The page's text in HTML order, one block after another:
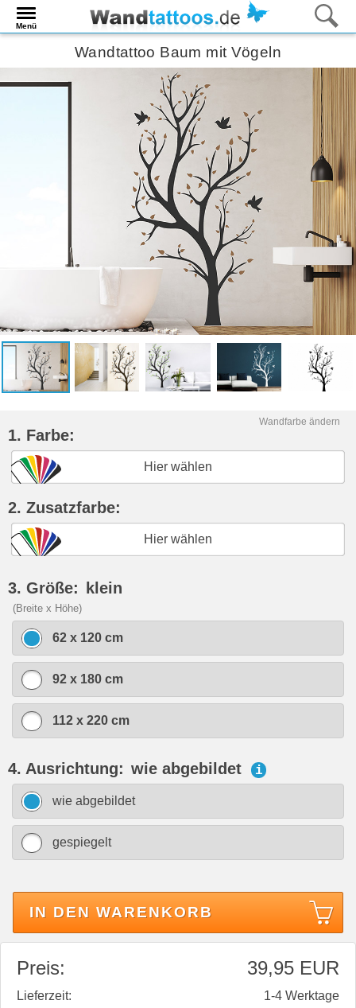
Menü
Wandtattoo Baum mit Vögeln
Wandfarbe ändern
1. Farbe:
Hier wählen
2. Zusatzfarbe:
Hier wählen
3. Größe: klein
(Breite x Höhe)
62 x 120 cm
92 x 180 cm
112 x 220 cm
4. Ausrichtung: wie abgebildet i
wie abgebildet
gespiegelt
IN DEN WARENKORB
Preis: 39,95 EUR
Lieferzeit:
1-4 Werktage